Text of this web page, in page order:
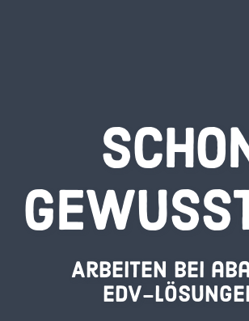
Arbeiten bei
edv-